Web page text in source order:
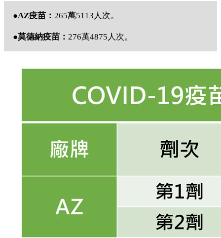
●AZ疫苗： 265萬5113人次。
●莫德納疫苗： 276萬4875人次。